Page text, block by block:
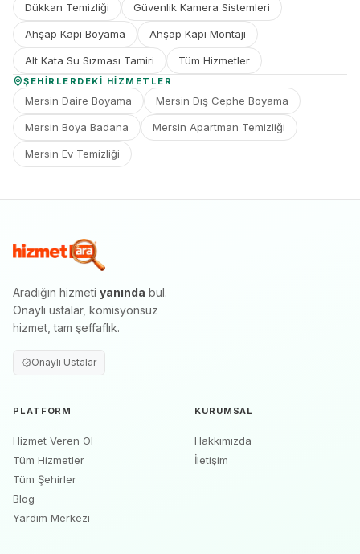
Dükkan Temizliği Güvenlik Kamera Sistemleri
Ahşap Kapı Boyama Ahşap Kapı Montajı
Alt Kata Su Sızması Tamiri Tüm Hizmetler
ŞEHIRLERDEKI HIZMETLER
Mersin Daire Boyama Mersin Dış Cephe Boyama
Mersin Boya Badana Mersin Apartman Temizliği
Mersin Ev Temizliği
Aradığın hizmeti yanında bul.
Onaylı ustalar, komisyonsuz
hizmet, tam şeffaflık.
Onaylı Ustalar
PLATFORM
Hizmet Veren Ol
Tüm Hizmetler
Tüm Şehirler
Blog
Yardım Merkezi
KURUMSAL
Hakkımızda
İletişim